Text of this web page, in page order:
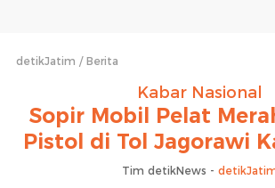
detikJatim Berita
Kabar Nasional
Sopir Mobil Pelat
Pistol di Tol Jagorawi
Tim detikNews -